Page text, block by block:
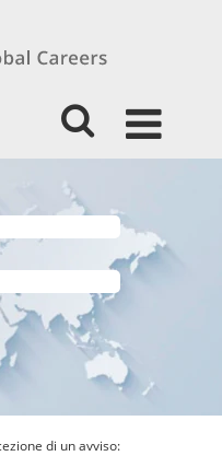
di un avviso: